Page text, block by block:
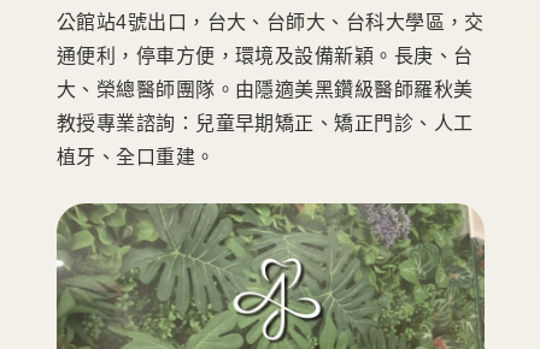
公館站4號出口，台大、台師大、台科大學區，交
通便利，停車方便，環境及設備新穎。長庚、台
大、榮總醫師團隊。由隱適美黑鑽級醫師羅秋美
教授專業諮詢：兒童早期矯正、矯正門診、人工
植牙、全口重建。